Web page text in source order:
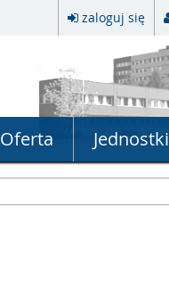
zaloguj się
Oferta Jednostki